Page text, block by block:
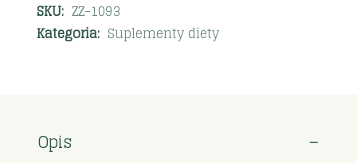
SKU: ZZ-1093
Kategoria: Suplementy diety
Opis